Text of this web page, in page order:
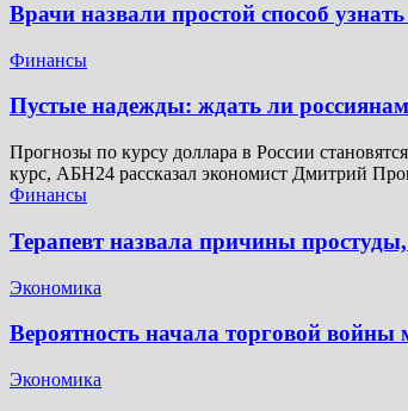
Врачи назвали простой способ
Финансы
Пустые надежды: ждать ли
Прогнозы по курсу доллара в России
курс, АБН24 рассказал экономист Дмитрий
Финансы
Терапевт назвала причины
Экономика
Вероятность начала торговой
Экономика